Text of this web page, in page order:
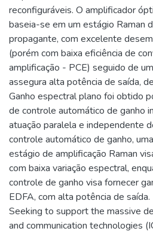
reconfiguráveis. O amplificador
baseia-se em um estágio Raman
propagante, com excelente
(porém com baixa eficiência de
amplificação - PCE) seguido de
assegura alta potência de saída,
Ganho espectral plano foi obtido
de controle automático de ganho
atuação paralela e independente
controle automático de ganho,
estágio de amplificação Raman
com baixa variação espectral,
controle de ganho visa fornecer
EDFA, com alta potência de saída.
Seeking to support the massive
and communication technologies